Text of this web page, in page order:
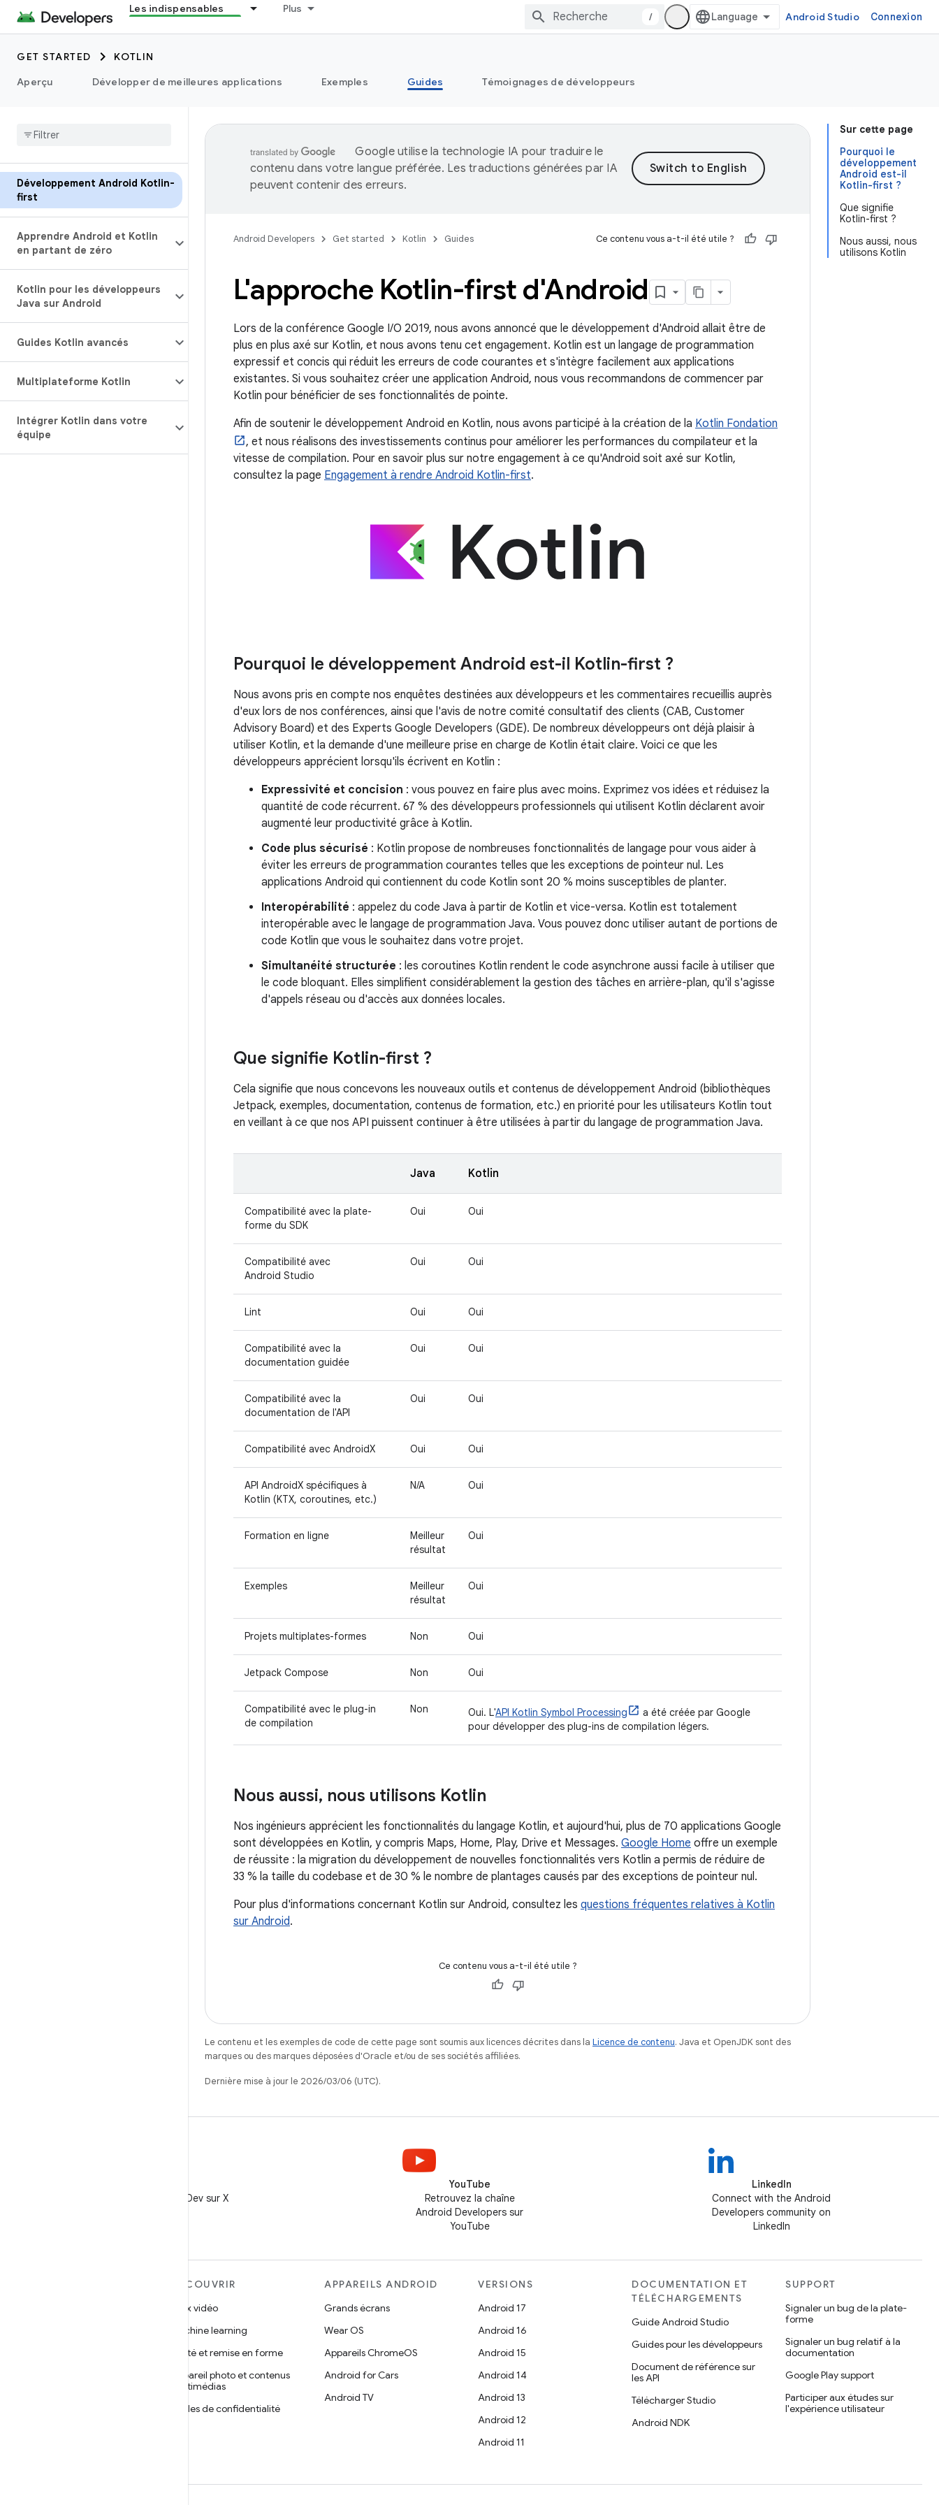
Les indispensables Plus
/ Android Studio Connexion
GET STARTED
KOTLIN
Aperçu
Développer de meilleures applications Exemples Guides Témoignages de développeurs
Développement Android Kotlin-
first
Apprendre Android et Kotlin
en partant de zéro
Kotlin pour les développeurs
Java sur Android
Guides Kotlin avancés
Multiplateforme Kotlin
Intégrer Kotlin dans votre
équipe
Sur cette page
Pourquoi le
développement
Android est-il
Kotlin-first ?
Que signifie
Kotlin-first ?
Nous aussi, nous
utilisons Kotlin
Google utilise la technologie IA pour traduire le
contenu dans votre langue préférée. Les traductions générées par IA
peuvent contenir des erreurs.
Android Developers Get started Kotlin Guides Ce contenu vous a-t-il été utile ?
L'approche Kotlin-first d'Android
Lors de la conférence Google I/O 2019, nous avons annoncé que le développement d'Android allait être de
plus en plus axé sur Kotlin, et nous avons tenu cet engagement. Kotlin est un langage de programmation
expressif et concis qui réduit les erreurs de code courantes et s'intègre facilement aux applications
existantes. Si vous souhaitez créer une application Android, nous vous recommandons de commencer par
Kotlin pour bénéficier de ses fonctionnalités de pointe.
Afin de soutenir le développement Android en Kotlin, nous avons participé à la création de la Kotlin Fondation
, et nous réalisons des investissements continus pour améliorer les performances du compilateur et la
vitesse de compilation. Pour en savoir plus sur notre engagement à ce qu'Android soit axé sur Kotlin,
consultez la page Engagement à rendre Android Kotlin-first.
Pourquoi le développement Android est-il Kotlin-first ?
Nous avons pris en compte nos enquêtes destinées aux développeurs et les commentaires recueillis auprès
d'eux lors de nos conférences, ainsi que l'avis de notre comité consultatif des clients (CAB, Customer
Advisory Board) et des Experts Google Developers (GDE). De nombreux développeurs ont déjà plaisir à
utiliser Kotlin, et la demande d'une meilleure prise en charge de Kotlin était claire. Voici ce que les
développeurs apprécient lorsqu'ils écrivent en Kotlin :
Expressivité et concision : vous pouvez en faire plus avec moins. Exprimez vos idées et réduisez la
quantité de code récurrent. 67 % des développeurs professionnels qui utilisent Kotlin déclarent avoir
augmenté leur productivité grâce à Kotlin.
Code plus sécurisé : Kotlin propose de nombreuses fonctionnalités de langage pour vous aider à
éviter les erreurs de programmation courantes telles que les exceptions de pointeur nul. Les
applications Android qui contiennent du code Kotlin sont 20 % moins susceptibles de planter.
Interopérabilité : appelez du code Java à partir de Kotlin et vice-versa. Kotlin est totalement
interopérable avec le langage de programmation Java. Vous pouvez donc utiliser autant de portions de
code Kotlin que vous le souhaitez dans votre projet.
Simultanéité structurée : les coroutines Kotlin rendent le code asynchrone aussi facile à utiliser que
le code bloquant. Elles simplifient considérablement la gestion des tâches en arrière-plan, qu'il s'agisse
d'appels réseau ou d'accès aux données locales.
Que signifie Kotlin-first ?
Cela signifie que nous concevons les nouveaux outils et contenus de développement Android (bibliothèques
Jetpack, exemples, documentation, contenus de formation, etc.) en priorité pour les utilisateurs Kotlin tout
en veillant à ce que nos API puissent continuer à être utilisées à partir du langage de programmation Java.
Java Kotlin
Compatibilité avec la plate-
forme du SDK
Oui Oui
Compatibilité avec
Android Studio
Oui Oui
Lint Oui Oui
Compatibilité avec la
documentation guidée
Oui Oui
Compatibilité avec la
documentation de l'API
Oui Oui
Compatibilité avec AndroidX Oui Oui
API AndroidX spécifiques à
Kotlin (KTX, coroutines, etc.)
N/A Oui
Formation en ligne
Meilleur
résultat
Oui
Exemples
Meilleur
résultat
Oui
Projets multiplates-formes Non Oui
Jetpack Compose Non Oui
Compatibilité avec le plug-in
de compilation
Non Oui. L'API Kotlin Symbol Processing
a été créée par Google
pour développer des plug-ins de compilation légers.
Nous aussi, nous utilisons Kotlin
Nos ingénieurs apprécient les fonctionnalités du langage Kotlin, et aujourd'hui, plus de 70 applications Google
sont développées en Kotlin, y compris Maps, Home, Play, Drive et Messages. Google Home offre un exemple
de réussite : la migration du développement de nouvelles fonctionnalités vers Kotlin a permis de réduire de
33 % la taille du codebase et de 30 % le nombre de plantages causés par des exceptions de pointeur nul.
Pour plus d'informations concernant Kotlin sur Android, consultez les questions fréquentes relatives à Kotlin
sur Android.
Ce contenu vous a-t-il été utile ?
Le contenu et les exemples de code de cette page sont soumis aux licences décrites dans la Licence de contenu. Java et OpenJDK sont des
marques ou des marques déposées d'Oracle et/ou de ses sociétés affiliées.
Dernière mise à jour le 2026/03/06 (UTC).
Suivez @AndroidDev sur X
YouTube
Retrouvez la chaîne
Android Developers sur
YouTube
LinkedIn
Connect with the Android
Developers community on
LinkedIn
DÉCOUVRIR
Jeux vidéo
Machine learning
Santé et remise en forme
Appareil photo et contenus
multimédias
Règles de confidentialité
APPAREILS ANDROID
Grands écrans
Wear OS
Appareils ChromeOS
Android for Cars
Android TV
VERSIONS
Android 17
Android 16
Android 15
Android 14
Android 13
Android 12
Android 11
DOCUMENTATION ET
TÉLÉCHARGEMENTS
Guide Android Studio
Guides pour les développeurs
Document de référence sur
les API
Télécharger Studio
Android NDK
SUPPORT
Signaler un bug de la plate-
forme
Signaler un bug relatif à la
documentation
Google Play support
Participer aux études sur
l'expérience utilisateur